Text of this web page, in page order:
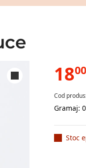
1800
Cod
Gramaj:
Stoc